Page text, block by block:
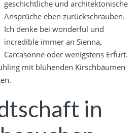
geschichtliche und architektonische
Ansprüche eben zurückschrauben.
Ich denke bei wonderful und
incredible immer an Sienna,
Carcasonne oder wenigstens Erfurt.
mit blühenden Kirschbäumen
in